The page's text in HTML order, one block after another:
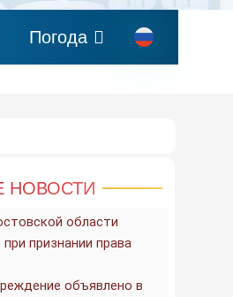
Погода
НОВОСТИ
области
признании права
объявлено в